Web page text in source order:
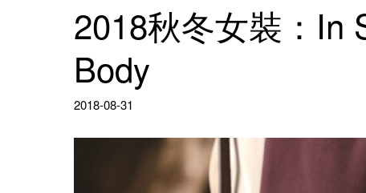
2018秋冬女裝：In
Body
2018-08-31